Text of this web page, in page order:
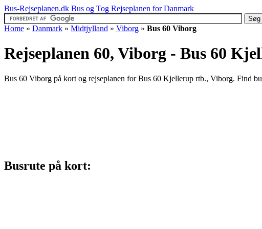
Bus-Rejseplanen.dk Bus og Tog Rejseplanen for Danmark
Home » Danmark » Midtjylland » Viborg » Bus 60 Viborg
Rejseplanen 60, Viborg - Bus 60
Bus 60 Viborg på kort og rejseplanen for Bus 60 Kjellerup rtb., Viborg. Find
Busrute på kort: